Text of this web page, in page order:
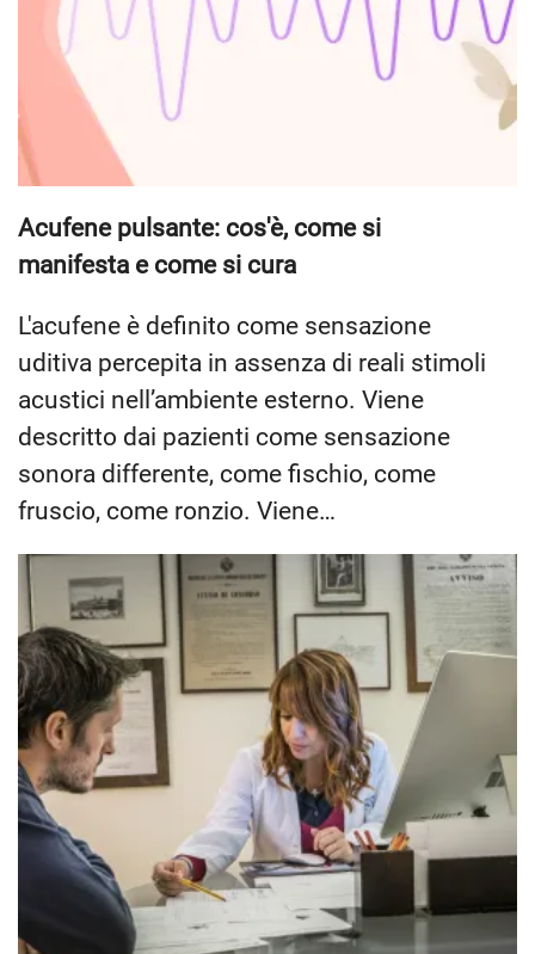
Acufene pulsante: cos'è, come si
manifesta e come si cura
L'acufene è definito come sensazione
uditiva percepita in assenza di reali stimoli
acustici nell’ambiente esterno. Viene
descritto dai pazienti come sensazione
sonora differente, come fischio, come
fruscio, come ronzio. Viene…